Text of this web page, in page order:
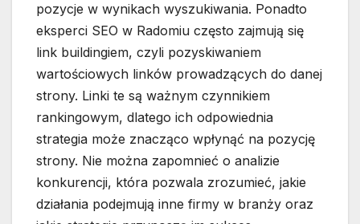
pozycje w wynikach wyszukiwania. Ponadto
eksperci SEO w Radomiu często zajmują się
link buildingiem, czyli pozyskiwaniem
wartościowych linków prowadzących do danej
strony. Linki te są ważnym czynnikiem
rankingowym, dlatego ich odpowiednia
strategia może znacząco wpłynąć na pozycję
strony. Nie można zapomnieć o analizie
konkurencji, która pozwala zrozumieć, jakie
działania podejmują inne firmy w branży oraz